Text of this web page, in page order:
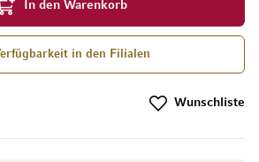
In den Warenkorb
in den Filialen
Wunschliste